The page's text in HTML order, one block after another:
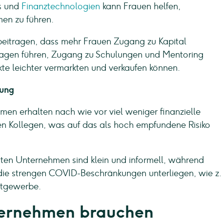
und Finanztechnologien kann Frauen helfen,
zu führen.
dass mehr Frauen Zugang zu Kapital
führen, Zugang zu Schulungen und Mentoring
leichter vermarkten und verkaufen können.
erhalten nach wie vor viel weniger finanzielle
Kollegen, was auf das als hoch empfundene Risiko
Unternehmen sind klein und informell, während
strengen COVID-Beschränkungen unterliegen, wie z.
brauchen